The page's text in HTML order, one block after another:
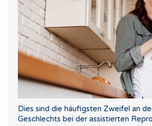
Dies sind die häufigsten Zweifel an
Geschlechts bei der assistierten